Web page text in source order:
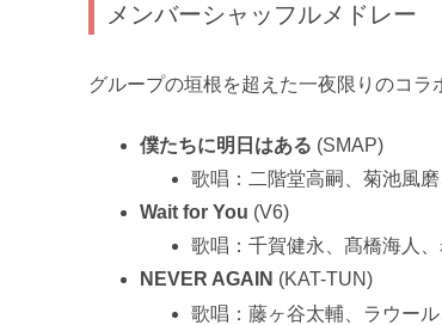
メンバーシャッフルメドレー
グループの垣根を超えた一夜限りのコラ
僕たちに明日はある (SMAP)
歌唱：二階堂高嗣、菊池風
Wait for You (V6)
歌唱：千賀健永、髙橋海人
NEVER AGAIN (KAT-TUN)
歌唱：藤ヶ谷太輔、ラウー